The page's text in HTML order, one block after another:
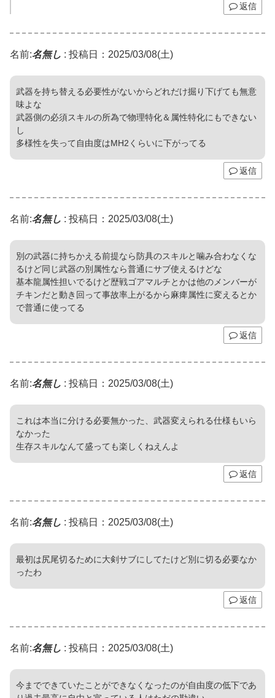
返信
名前:名無し : 投稿日：2025/03/08(土)
武器を持ち替える必要性がないからどれだけ掘り下げても無意
味よな
武器側の必須スキルの所為で物理特化＆属性特化にもできない
し
多様性を失って自由度はMH2くらいに下がってる
返信
名前:名無し : 投稿日：2025/03/08(土)
別の武器に持ちかえる前提なら防具のスキルと噛み合わなくな
るけど同じ武器の別属性なら普通にサブ使えるけどな
基本龍属性担いでるけど歴戦ゴアマルチとかは他のメンバーが
チキンだと動き回って事故率上がるから麻痺属性に変えるとか
で普通に使ってる
返信
名前:名無し : 投稿日：2025/03/08(土)
これは本当に分ける必要無かった、武器変えられる仕様もいら
なかった
生存スキルなんて盛っても楽しくねえんよ
返信
名前:名無し : 投稿日：2025/03/08(土)
最初は尻尾切るために大剣サブにしてたけど別に切る必要なか
ったわ
返信
名前:名無し : 投稿日：2025/03/08(土)
今までできていたことができなくなったのが自由度の低下であ